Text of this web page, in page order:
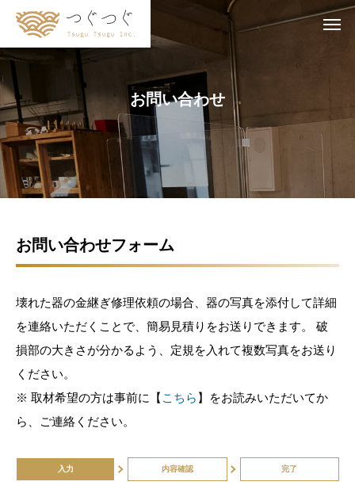
お問い合わせ
お問い合わせフォーム
壊れた器の金継ぎ修理依頼の場合、器の写真を添付して詳細
を連絡いただくことで、簡易見積りをお送りできます。 破
損部の大きさが分かるよう、定規を入れて複数写真をお送り
ください。
※ 取材希望の方は事前に【 こちら 】をお読みいただいてか
ら、ご連絡ください。
入力 内容確認 完了